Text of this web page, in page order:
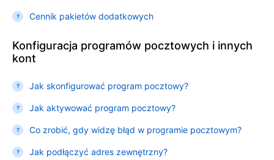
Cennik pakietów dodatkowych
Konfiguracja programów pocztowych i innych
kont
Jak skonfigurować program pocztowy?
Jak aktywować program pocztowy?
Co zrobić, gdy widzę błąd w programie pocztowym?
Jak podłączyć adres zewnętrzny?